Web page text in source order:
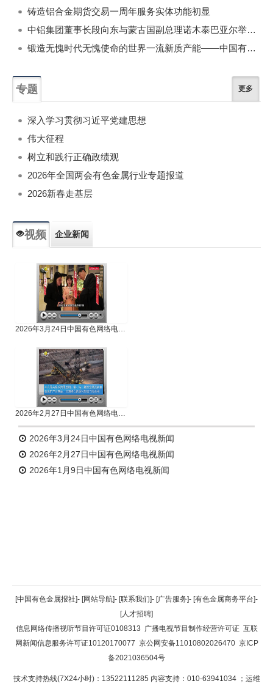
铸造铝合金期货交易一周年服务实体功能初显
中铝集团董事长段向东与蒙古国副总理诺木泰巴亚尔举行会谈
锻造无愧时代无愧使命的世界一流新质产能——中国有色金属工业的战略应对与破局之道（二）
专题 更多
深入学习贯彻习近平党建思想
伟大征程
树立和践行正确政绩观
2026年全国两会有色金属行业专题报道
2026新春走基层
视频 企业新闻
2026年3月24日中国有色网络电视新闻
2026年2月27日中国有色网络电视新闻
2026年3月24日中国有色网络电视新闻
2026年2月27日中国有色网络电视新闻
2026年1月9日中国有色网络电视新闻
返回顶部
返回首页
[中国有色金属报社]- [网站导航]- [联系我们]- [广告服务]- [有色金属商务平台]-
[人才招聘]
信息网络传播视听节目许可证0108313 广播电视节目制作经营许可证 互联
网新闻信息服务许可证10120170077 京公网安备11010802026470 京ICP
备2021036504号
技术支持热线(7X24小时)：13522111285 内容支持：010-63941034 ；运维